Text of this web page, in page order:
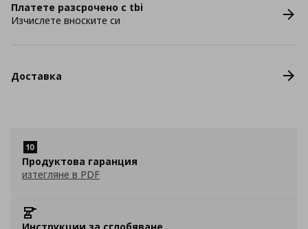
Платете разсрочено с tbi
Изчислете вноските си
Доставка
Продуктова гаранция
изтегляне в PDF